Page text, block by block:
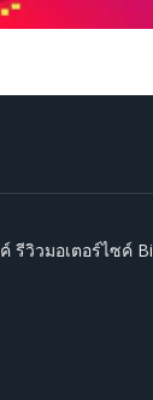
รีวิวมอเตอร์ไซค์